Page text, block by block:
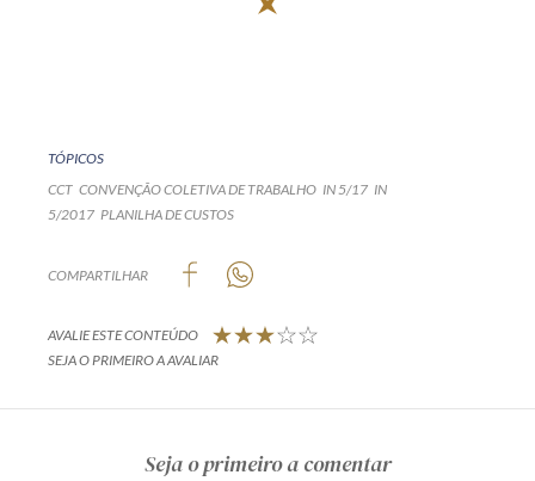
Whatsapp (41) 98881-6616
TÓPICOS
CCT CONVENÇÃO COLETIVA DE TRABALHO IN 5/17 IN
5/2017 PLANILHA DE CUSTOS
COMPARTILHAR
AVALIE ESTE CONTEÚDO
SEJA O PRIMEIRO A AVALIAR
Seja o primeiro a comentar